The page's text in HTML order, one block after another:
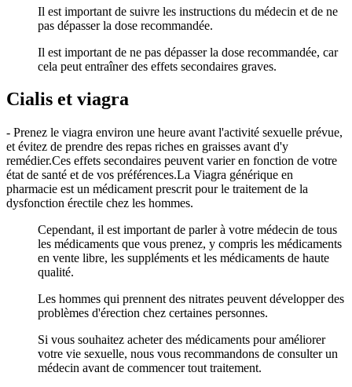
Il est important de suivre les instructions du médecin et de ne
pas dépasser la dose recommandée.
Il est important de ne pas dépasser la dose recommandée, car
cela peut entraîner des effets secondaires graves.
Cialis et viagra
- Prenez le viagra environ une heure avant l'activité sexuelle prévue,
et évitez de prendre des repas riches en graisses avant d'y
remédier.Ces effets secondaires peuvent varier en fonction de votre
état de santé et de vos préférences.La Viagra générique en
pharmacie est un médicament prescrit pour le traitement de la
dysfonction érectile chez les hommes.
Cependant, il est important de parler à votre médecin de tous
les médicaments que vous prenez, y compris les médicaments
en vente libre, les suppléments et les médicaments de haute
qualité.
Les hommes qui prennent des nitrates peuvent développer des
problèmes d'érection chez certaines personnes.
Si vous souhaitez acheter des médicaments pour améliorer
votre vie sexuelle, nous vous recommandons de consulter un
médecin avant de commencer tout traitement.